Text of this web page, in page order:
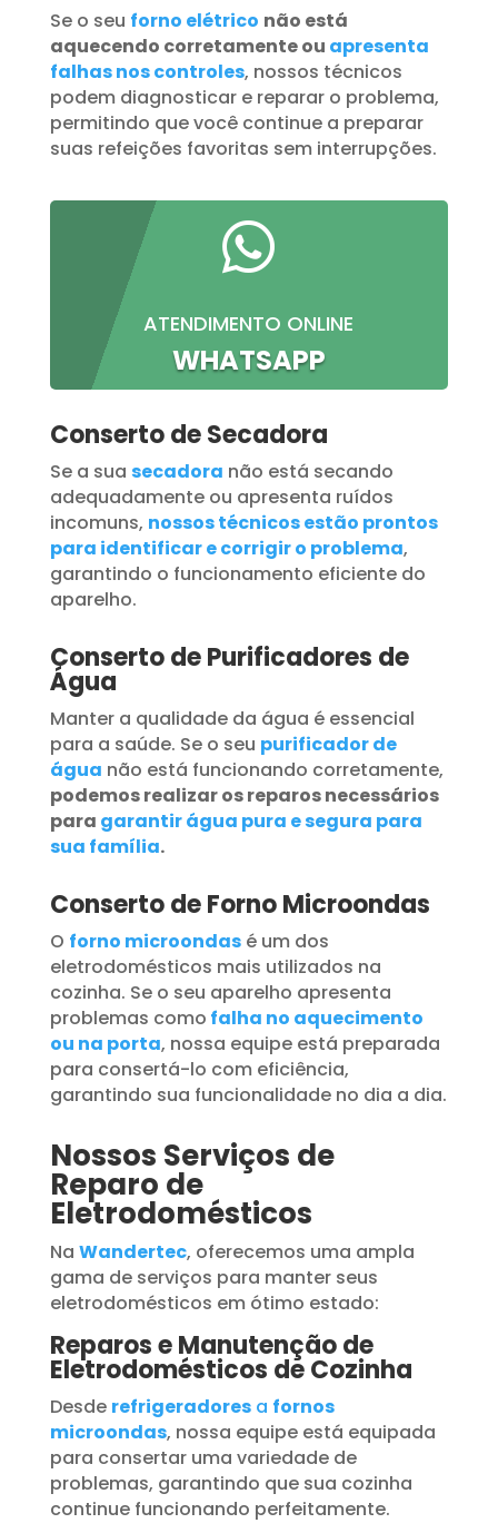
Se o seu forno elétrico não está
aquecendo corretamente ou apresenta
falhas nos controles, nossos técnicos
podem diagnosticar e reparar o problema,
permitindo que você continue a preparar
suas refeições favoritas sem interrupções.

ATENDIMENTO ONLINE
WHATSAPP
Conserto de Secadora
Se a sua secadora não está secando
adequadamente ou apresenta ruídos
incomuns, nossos técnicos estão prontos
para identificar e corrigir o problema,
garantindo o funcionamento eficiente do
aparelho.
Conserto de Purificadores de
Água
Manter a qualidade da água é essencial
para a saúde. Se o seu purificador de
água não está funcionando corretamente,
podemos realizar os reparos necessários
para garantir água pura e segura para
sua família.
Conserto de Forno Microondas
O forno microondasé um dos
eletrodomésticos mais utilizados na
cozinha. Se o seu aparelho apresenta
problemas como falha no aquecimento
ou na porta, nossa equipe está preparada
para consertá-lo com eficiência,
garantindo sua funcionalidade no dia a dia.
Nossos Serviços de
Reparo de
Eletrodomésticos
Na Wandertec, oferecemos uma ampla
gama de serviços para manter seus
eletrodomésticos em ótimo estado:
Reparos e Manutenção de
Eletrodomésticos de Cozinha
Desde refrigeradoresa fornos
microondas, nossa equipe está equipada
para consertar uma variedade de
problemas, garantindo que sua cozinha
continue funcionando perfeitamente.